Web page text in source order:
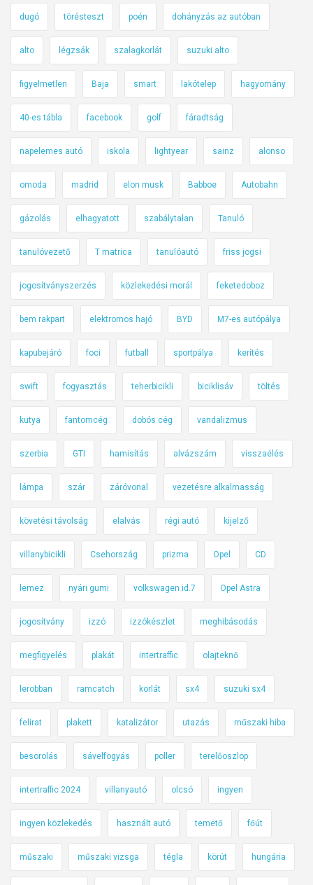
dugó törésteszt poén dohányzás az autóban
alto légzsák szalagkorlát suzuki alto
figyelmetlen Baja smart lakótelep hagyomány
40-es tábla facebook golf fáradtság
napelemes autó iskola lightyear sainz alonso
omoda madrid elon musk Babboe Autobahn
gázolás elhagyatott szabálytalan Tanuló
tanulóvezető T matrica tanulóautó friss jogsi
jogosítványszerzés közlekedési morál feketedoboz
bem rakpart elektromos hajó BYD M7-es autópálya
kapubejáró foci futball sportpálya kerítés
swift fogyasztás teherbicikli biciklisáv töltés
kutya fantomcég dobós cég vandalizmus
szerbia GTI hamisítás alvázszám visszaélés
lámpa szár záróvonal vezetésre alkalmasság
követési távolság elalvás régi autó kijelző
villanybicikli Csehország prizma Opel CD
lemez nyári gumi volkswagen id.7 Opel Astra
jogosítvány izzó izzókészlet meghibásodás
megfigyelés plakát intertraffic olajteknő
lerobban ramcatch korlát sx4 suzuki sx4
felirat plakett katalizátor utazás műszaki hiba
besorolás sávelfogyás poller terelőoszlop
intertraffic 2024 villanyautó olcsó ingyen
ingyen közlekedés használt autó temető főút
műszaki műszaki vizsga tégla körút hungária